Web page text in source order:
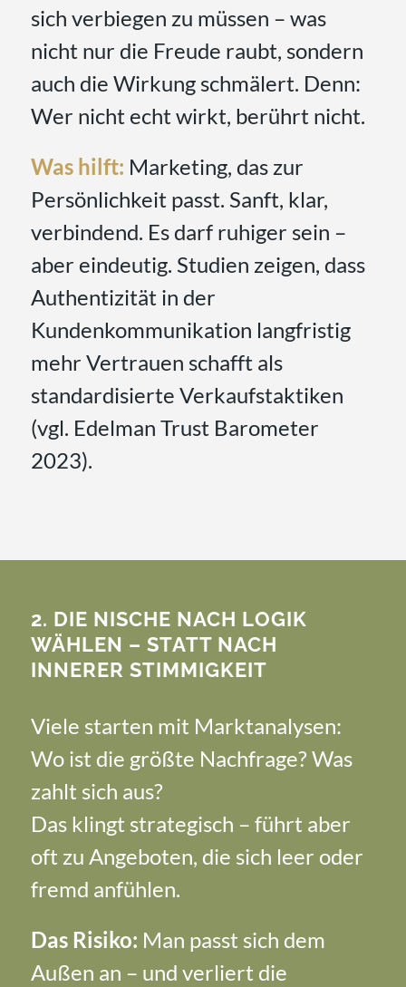
sich verbiegen zu müssen – was
nicht nur die Freude raubt, sondern
auch die Wirkung schmälert. Denn:
Wer nicht echt wirkt, berührt nicht.
Was hilft: Marketing, das zur
Persönlichkeit passt. Sanft, klar,
verbindend. Es darf ruhiger sein –
aber eindeutig. Studien zeigen, dass
Authentizität in der
Kundenkommunikation langfristig
mehr Vertrauen schafft als
standardisierte Verkaufstaktiken
(vgl. Edelman Trust Barometer
2023).
2. DIE NISCHE NACH LOGIK
WÄHLEN – STATT NACH
INNERER STIMMIGKEIT
Viele starten mit Marktanalysen:
Wo ist die größte Nachfrage? Was
zahlt sich aus?
Das klingt strategisch – führt aber
oft zu Angeboten, die sich leer oder
fremd anfühlen.
Das Risiko: Man passt sich dem
Außen an – und verliert die